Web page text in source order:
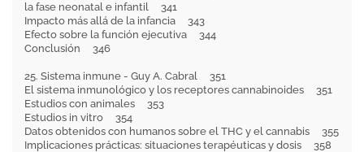
la fase neonatal e infantil 341
Impacto más allá de la infancia 343
Efecto sobre la función ejecutiva 344
Conclusión 346
25. Sistema inmune - Guy A. Cabral 351
El sistema inmunológico y los receptores cannabinoides 351
Estudios con animales 353
Estudios in vitro 354
Datos obtenidos con humanos sobre el THC y el cannabis 355
Implicaciones prácticas: situaciones terapéuticas y dosis 358